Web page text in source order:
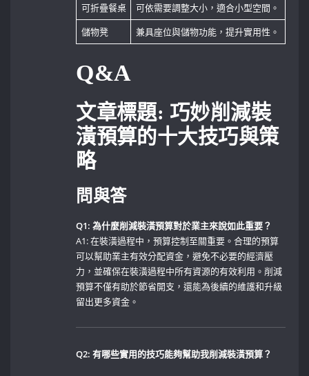
可折疊餐桌
可依需要調整大小，適合小型空間。
儲物凳
兼具座位與儲物功能，提升實用性。
Q&A
文章標題: 巧妙削減裝
潢預算的十大技巧與策
略
問與答
Q1: 為什麼削減裝潢預算對於業主來說如此重要？
A1: 在裝潢過程中，預算控制至關重要。合理的預算
可以幫助業主有效分配資金，避免不必要的經濟壓
力，並確保在裝潢過程中所有資源的有效利用。削減
預算不僅有助於節省開支，還能為後續的維護和升級
留出更多資金。
Q2: 有哪些實用的技巧能夠幫助我削減裝潢預算？